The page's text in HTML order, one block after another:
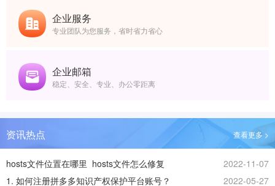
企业服务
专业团队为您服务，省时省力省心
企业邮箱
稳定、安全、专业、办公零距离
资讯热点 查看更多 >
hosts文件位置在哪里_hosts文件怎么修复
2022-11-07
1. 如何注册拼多多知识产权保护平台账号？
2022-05-27